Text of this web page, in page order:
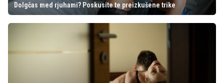
Dolgčas med rjuhami? Poskusite te preizkušene trike